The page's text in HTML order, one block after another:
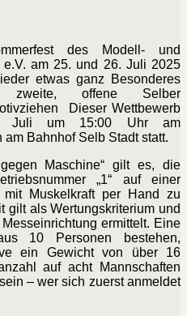
des Modell- und
am 25. und 26. Juli 2025
etwas ganz Besonderes
offene Selber
Dieser Wettbewerb
Juli um 15:00 Uhr am
Bahnhof Selb Stadt statt.
Maschine“ gilt es, die
„1“ auf einer
Muskelkraft per Hand zu
gilt als Wertungskriterium und
ermittelt. Eine
10 Personen bestehen,
ein Gewicht von über 16
auf acht Mannschaften
– wer sich zuerst anmeldet